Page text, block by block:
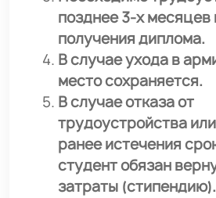
позднее 3-х месяцев
получения диплома.
В случае ухода в
место сохраняется.
В случае отказа от
трудоустройства
ранее истечения
студент обязан
затраты (стипендию).